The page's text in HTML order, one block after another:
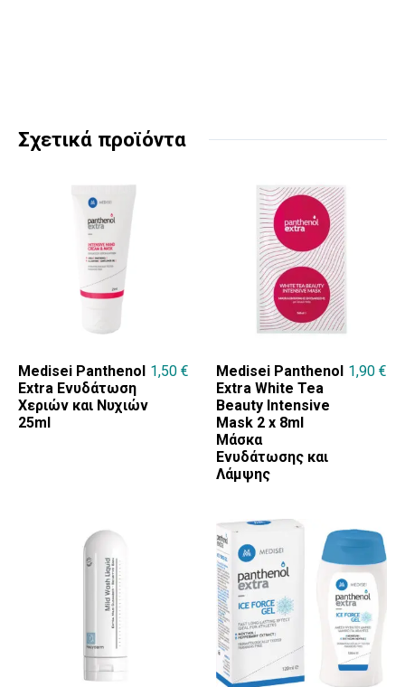
Σχετικά προϊόντα
Medisei Panthenol
Extra Ενυδάτωση
Χεριών και Νυχιών
25ml
1,50 €
Medisei Panthenol
Extra White Tea
Beauty Intensive
Mask 2 x 8ml
Μάσκα
Ενυδάτωσης και
Λάμψης
1,90 €